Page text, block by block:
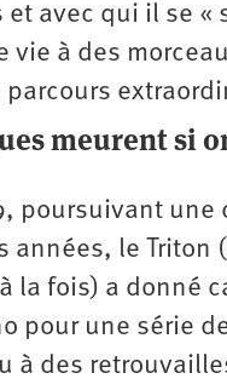
et avec qui il se «
vie à des
parcours
meurent si
poursuivant une
années, le Triton
la fois) a donné
pour une série
à des